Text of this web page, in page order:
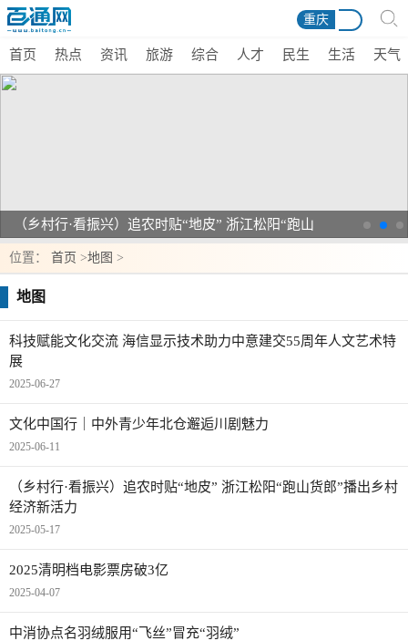
重庆
首页 热点 资讯 旅游 综合 人才 民生 生活 天气
（乡村行·看振兴）追农时贴“地皮” 浙江松阳“跑山
货郎”播出乡村经济新活力
位置： 首页 >地图 >
地图
科技赋能文化交流 海信显示技术助力中意建交55周年人文艺术特
展
2025-06-27
文化中国行｜中外青少年北仓邂逅川剧魅力
2025-06-11
（乡村行·看振兴）追农时贴“地皮” 浙江松阳“跑山货郎”播出乡村
经济新活力
2025-05-17
2025清明档电影票房破3亿
2025-04-07
中消协点名羽绒服用“飞丝”冒充“羽绒”